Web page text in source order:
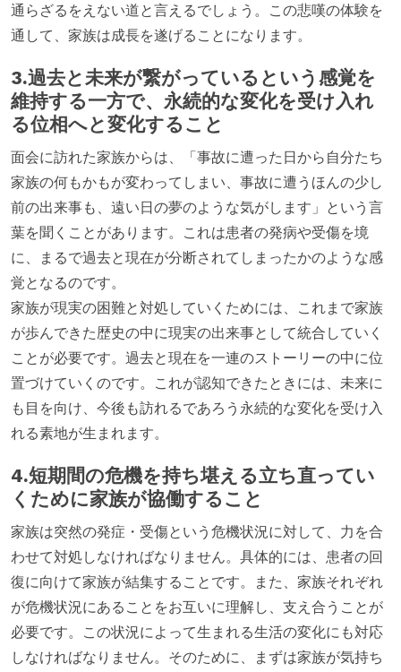
通らざるをえない道と言えるでしょう。この悲嘆の体験を
通して、家族は成長を遂げることになります。
3.過去と未来が繋がっているという感覚を
維持する一方で、永続的な変化を受け入れ
る位相へと変化すること
面会に訪れた家族からは、「事故に遭った日から自分たち
家族の何もかもが変わってしまい、事故に遭うほんの少し
前の出来事も、遠い日の夢のような気がします」という言
葉を聞くことがあります。これは患者の発病や受傷を境
に、まるで過去と現在が分断されてしまったかのような感
覚となるのです。
家族が現実の困難と対処していくためには、これまで家族
が歩んできた歴史の中に現実の出来事として統合していく
ことが必要です。過去と現在を一連のストーリーの中に位
置づけていくのです。これが認知できたときには、未来に
も目を向け、今後も訪れるであろう永続的な変化を受け入
れる素地が生まれます。
4.短期間の危機を持ち堪える立ち直ってい
くために家族が協働すること
家族は突然の発症・受傷という危機状況に対して、力を合
わせて対処しなければなりません。具体的には、患者の回
復に向けて家族が結集することです。また、家族それぞれ
が危機状況にあることをお互いに理解し、支え合うことが
必要です。この状況によって生まれる生活の変化にも対応
しなければなりません。そのために、まずは家族が気持ち